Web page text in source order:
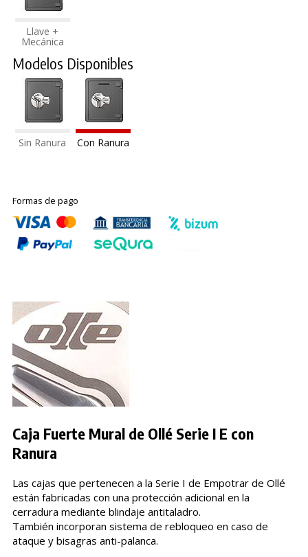
Llave +
Mecánica
Modelos Disponibles
Sin Ranura Con Ranura
Formas de pago
Caja Fuerte Mural de Ollé Serie I E con
Ranura
Las cajas que pertenecen a la Serie I de Empotrar de Ollé
están fabricadas con una protección adicional en la
cerradura mediante blindaje antitaladro.
También incorporan sistema de rebloqueo en caso de
ataque y bisagras anti-palanca.